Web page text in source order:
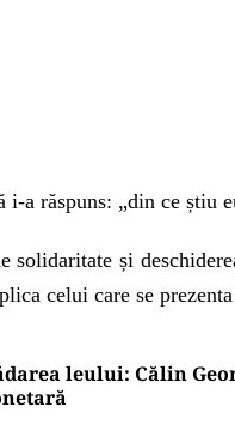
i-a răspuns: „din ce știu
solidaritate și
celui care se
leului: Călin